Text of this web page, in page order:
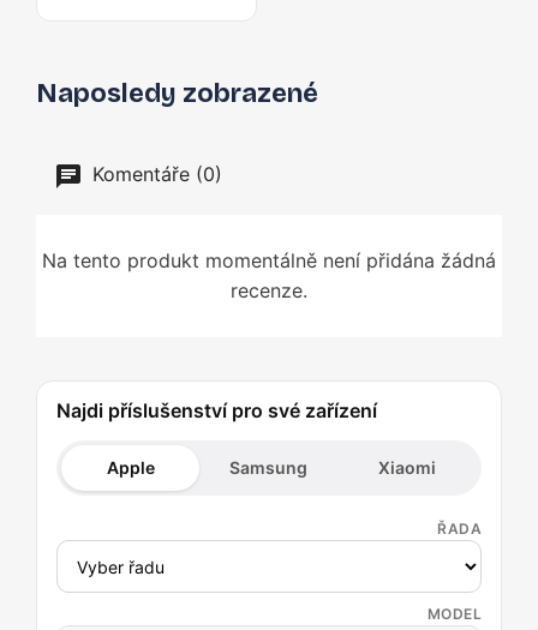
Naposledy zobrazené
Komentáře (0)
Na tento produkt momentálně není přidána žádná
recenze.
Najdi příslušenství pro své zařízení
Apple Samsung Xiaomi
ŘADA
MODEL